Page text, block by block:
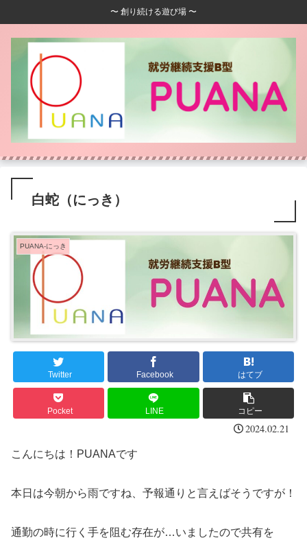
〜 創り続ける遊び場 〜
白蛇（にっき）
PUANA-にっき
Twitter Facebook はてブ
Pocket LINE コピー
2024.02.21
こんにちは！PUANAです
本日は今朝から雨ですね、予報通りと言えばそうですが！
通勤の時に行く手を阻む存在が…いましたので共有を